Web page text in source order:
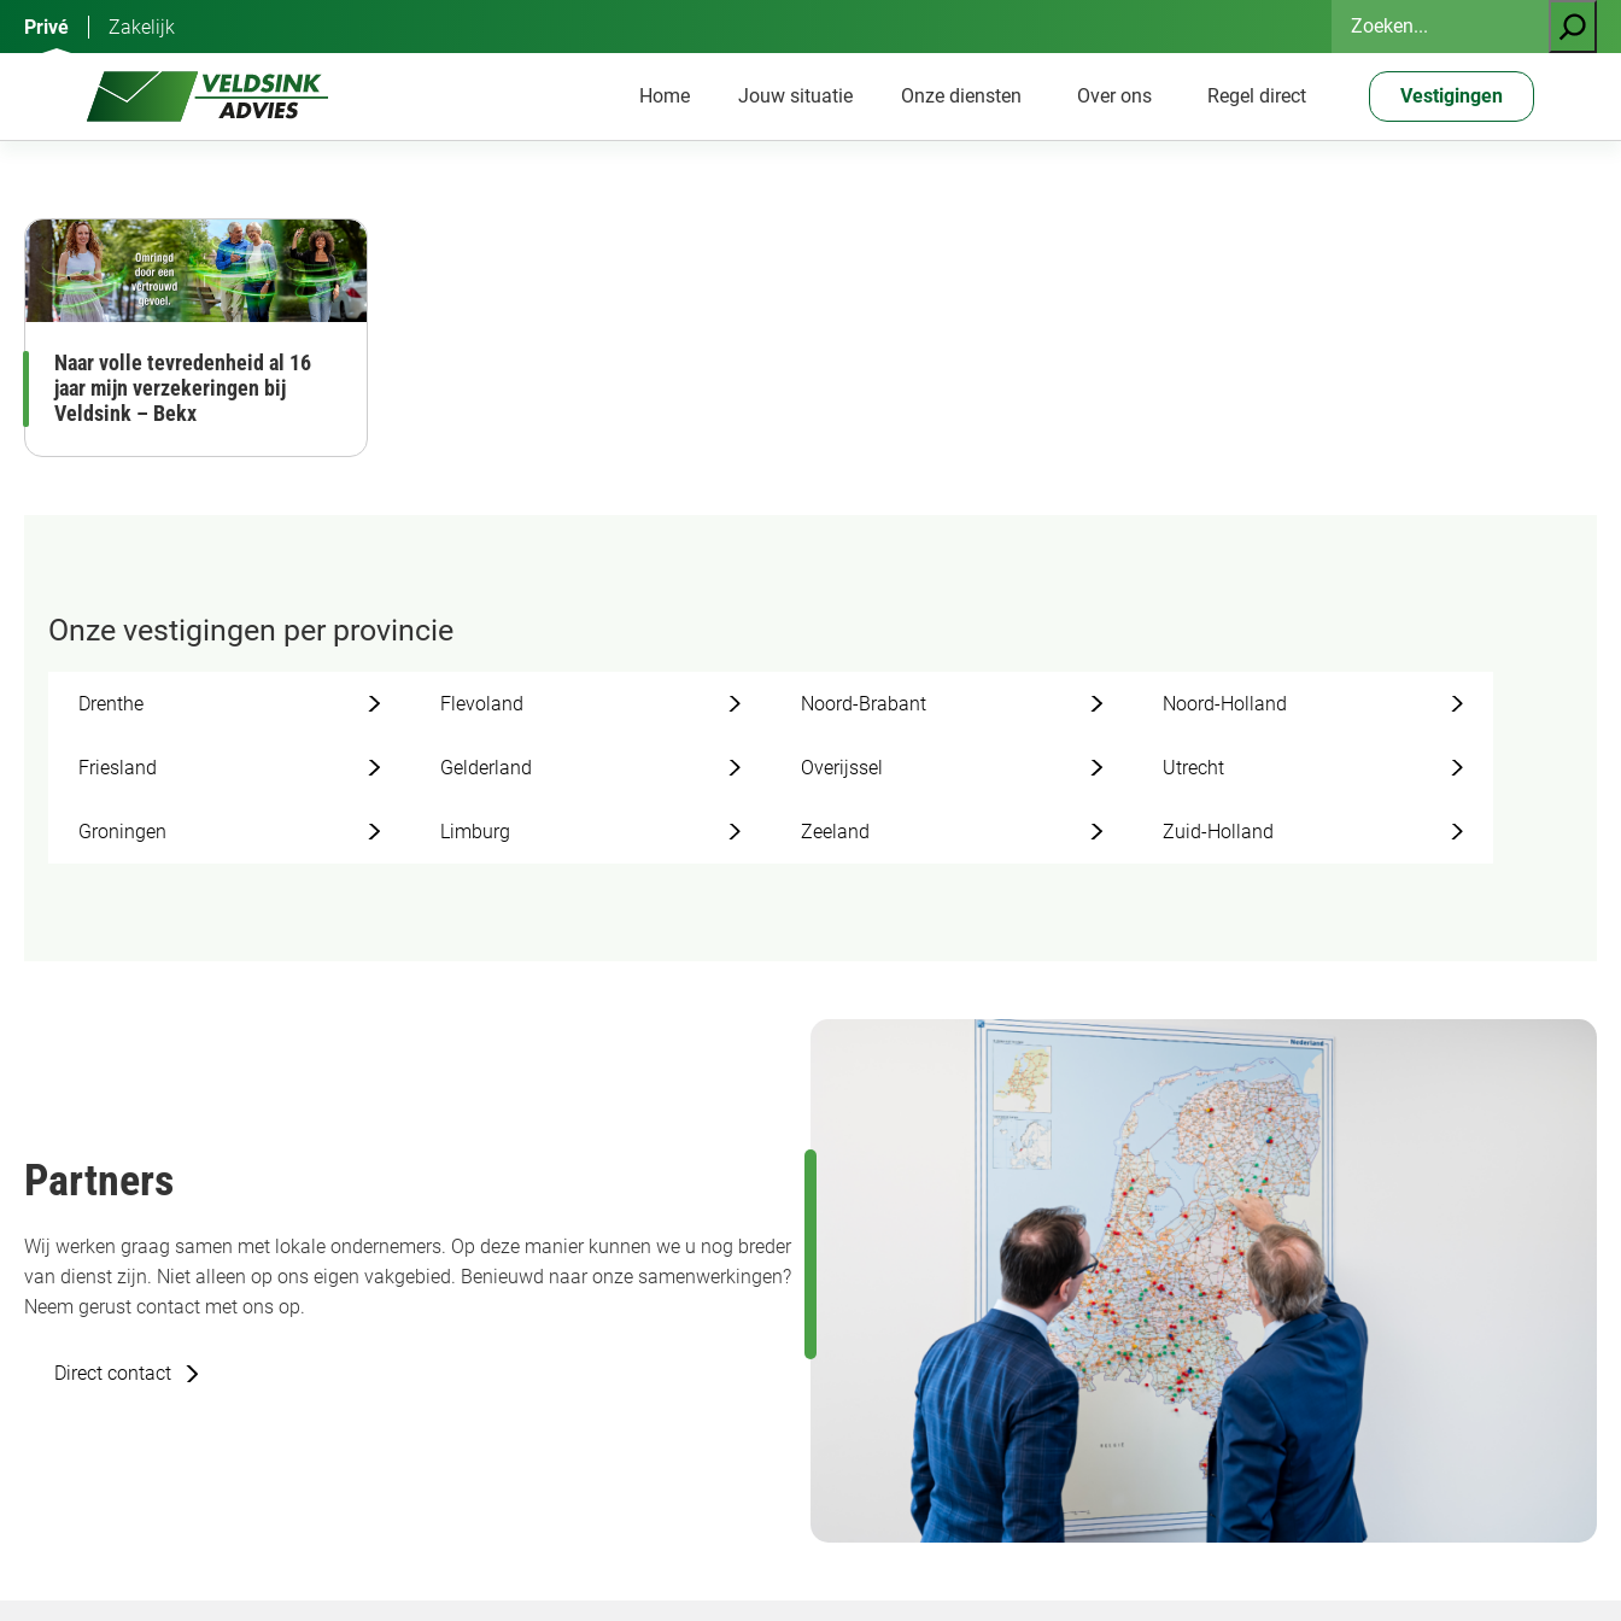
Privé Zakelijk
Zoeken
Home Jouw situatie Onze diensten Over ons Regel direct Vestigingen
Naar volle tevredenheid al 16
jaar mijn verzekeringen bij
Veldsink – Bekx
Onze vestigingen per provincie
Drenthe Flevoland Noord-Brabant Noord-Holland
Friesland Gelderland Overijssel Utrecht
Groningen Limburg Zeeland Zuid-Holland
Partners
Wij werken graag samen met lokale ondernemers. Op deze manier kunnen we u nog breder
van dienst zijn. Niet alleen op ons eigen vakgebied. Benieuwd naar onze samenwerkingen?
Neem gerust contact met ons op.
Direct contact